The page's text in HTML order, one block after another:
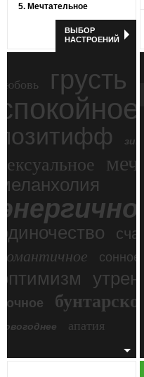
5. Мечтательное
ВЫБОР
НАСТРОЕНИЙ
грусть
сонное
бунтарское
апатия